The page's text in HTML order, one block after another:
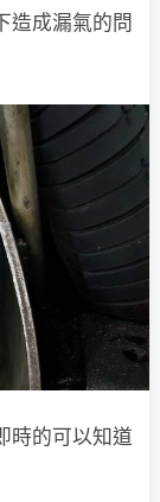
造成漏氣的問
時的可以知道